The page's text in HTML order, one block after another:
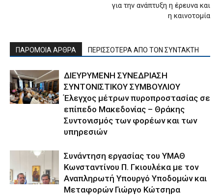
για την ανάπτυξη η έρευνα και
η καινοτομία
ΠΑΡΟΜΟΙΑ ΑΡΘΡΑ ΠΕΡΙΣΣΟΤΕΡΑ ΑΠΟ ΤΟΝ ΣΥΝΤΑΚΤΗ
ΔΙΕΥΡΥΜΕΝΗ ΣΥΝΕΔΡΙΑΣΗ
ΣΥΝΤΟΝΙΣΤΙΚΟΥ ΣΥΜΒΟΥΛΙΟΥ
Έλεγχος μέτρων πυροπροστασίας σε
επίπεδο Μακεδονίας – Θράκης
Συντονισμός των φορέων και των
υπηρεσιών
Συνάντηση εργασίας του ΥΜΑΘ
Κωνσταντίνου Π. Γκιουλέκα με τον
Αναπληρωτή Υπουργό Υποδομών και
Μεταφορών Γιώργο Κώτσηρα